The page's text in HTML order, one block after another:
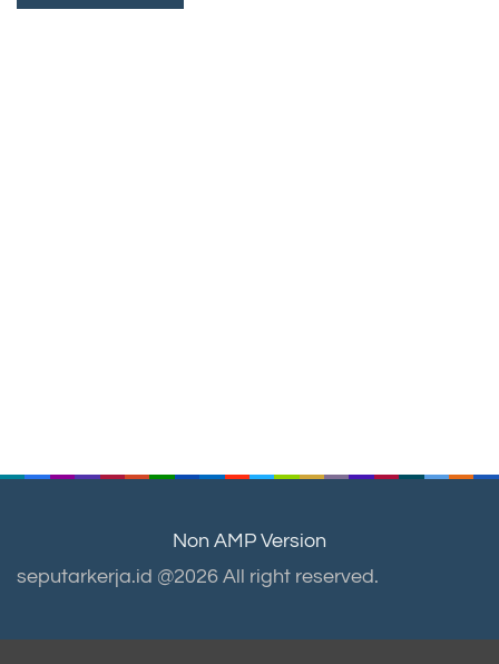
Non AMP Version
seputarkerja.id @2026 All right reserved.